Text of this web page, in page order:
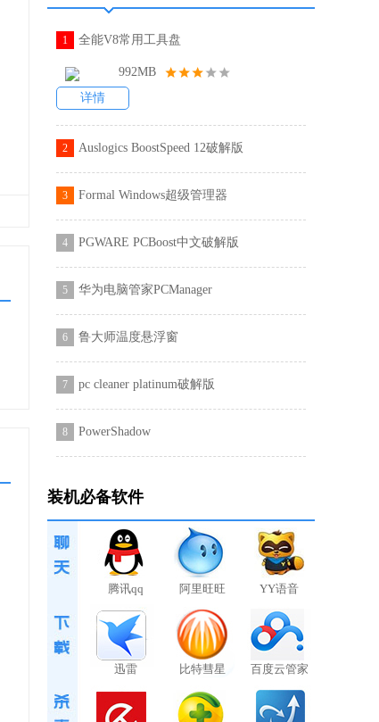
1 全能V8常用工具盘
992MB
详情
2 Auslogics BoostSpeed 12破解版
3 Formal Windows超级管理器
4 PGWARE PCBoost中文破解版
5 华为电脑管家PCManager
6 鲁大师温度悬浮窗
7 pc cleaner platinum破解版
8 PowerShadow
装机必备软件
腾讯qq 阿里旺旺 YY语音
迅雷 比特彗星 百度云管家